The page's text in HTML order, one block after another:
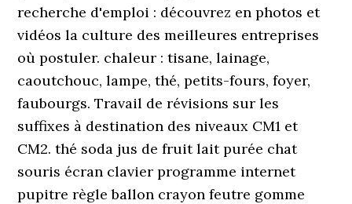
recherche d'emploi : découvrez en photos et
vidéos la culture des meilleures entreprises
où postuler. chaleur : tisane, lainage,
caoutchouc, lampe, thé, petits-fours, foyer,
faubourgs. Travail de révisions sur les
suffixes à destination des niveaux CM1 et
CM2. thé soda jus de fruit lait purée chat
souris écran clavier programme internet
pupitre règle ballon crayon feutre gomme